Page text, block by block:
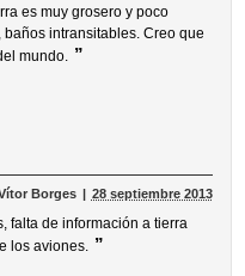
es muy grosero y poco
intransitables. Creo que
mundo. ”
Borges 28 septiembre 2013
falta de información a tierra
los aviones. ”